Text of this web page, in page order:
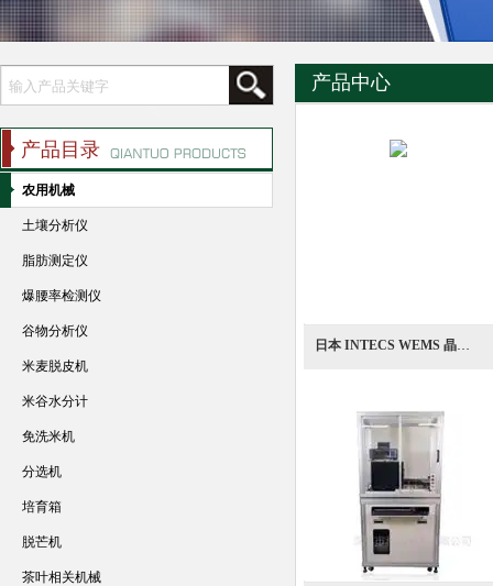
产品中心
日本 INTECS WEMS 晶圆边缘多尺度分析仪
产品目录
农用机械
土壤分析仪
脂肪测定仪
爆腰率检测仪
谷物分析仪
米麦脱皮机
米谷水分计
免洗米机
分选机
培育箱
脱芒机
茶叶相关机械